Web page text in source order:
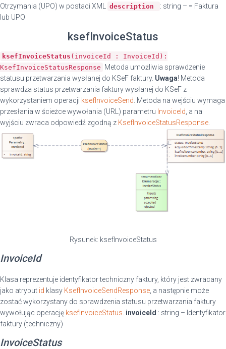
Otrzymania (UPO) w postaci XML description
: string – = Faktura
lub UPO
ksefInvoiceStatus
ksefInvoiceStatus (invoiceId : InvoiceId):
KsefInvoiceStatusResponse Metoda umożliwia sprawdzenie
statusu przetwarzania wysłanej do KSeF faktury. Uwaga! Metoda
sprawdza status przetwarzania faktury wysłanej do KSeF z
wykorzystaniem operacji ksefInvoiceSend. Metoda na wejściu wymaga
przesłania w ścieżce wywołania (URL) parametru InvoiceId, a na
wyjściu zwraca odpowiedź zgodną z KsefInvoiceStatusResponse.
Rysunek: ksefInvoiceStatus
InvoiceId
Klasa reprezentuje identyfikator techniczny faktury, który jest zwracany
jako atrybut id klasy KsefInvoiceSendResponse , a następnie może
zostać wykorzystany do sprawdzenia statusu przetwarzania faktury
wywołując operację ksefInvoiceStatus invoiceId : string – Identyfikator
faktury (techniczny)
InvoiceStatus